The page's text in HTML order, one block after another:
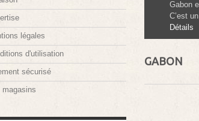
légales
d'utilisation
sécurisé
magasins
Gabon
C’est
Détails
GABON